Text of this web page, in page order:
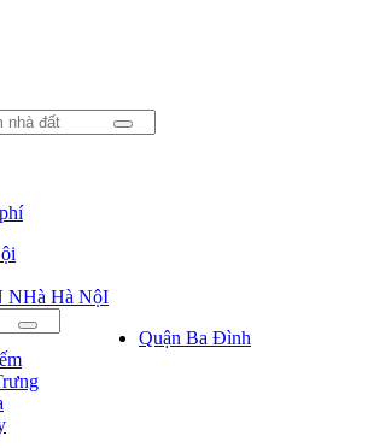
NHà Hà NộI
Quận Ba Đình